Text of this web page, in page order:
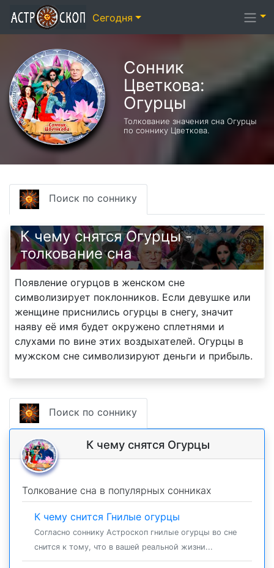
Сонник
Цветкова:
Огурцы
Толкование значения сна Огурцы
по соннику Цветкова.
Поиск по соннику
К чему снятся Огурцы -
толкование сна
Появление огурцов в женском сне
символизирует поклонников. Если девушке или
женщине приснились огурцы в снегу, значит
наяву её имя будет окружено сплетнями и
слухами по вине этих воздыхателей. Огурцы в
мужском сне символизируют деньги и прибыль.
Поиск по соннику
К чему снятся Огурцы
Толкование сна в популярных сонниках
К чему снится Гнилые огурцы
Согласно соннику Астроскоп гнилые огурцы во сне
снится к тому, что в вашей реальной жизни...
Сегодня